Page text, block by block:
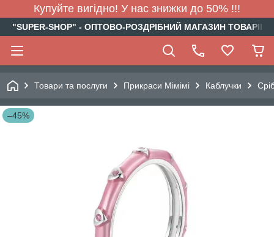
Купуйте вигідно! У нас знижки до 50% !!!
"SUPER-SHOP" - ОПТОВО-РОЗДРІБНИЙ МАГАЗИН
Товари та послуги Прикраси Мімімі Каблучки
–45%